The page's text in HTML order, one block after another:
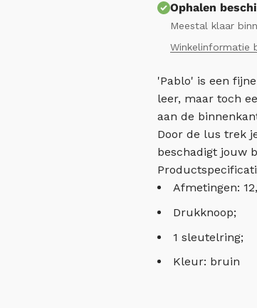
Ophalen
Meestal klaar
Winkelinformatie
'Pablo' is een
leer, maar toch
aan de
Door de lus trek
beschadigt jouw
Afmetingen:
Drukknoop;
1 sleutelring;
Kleur: bruin